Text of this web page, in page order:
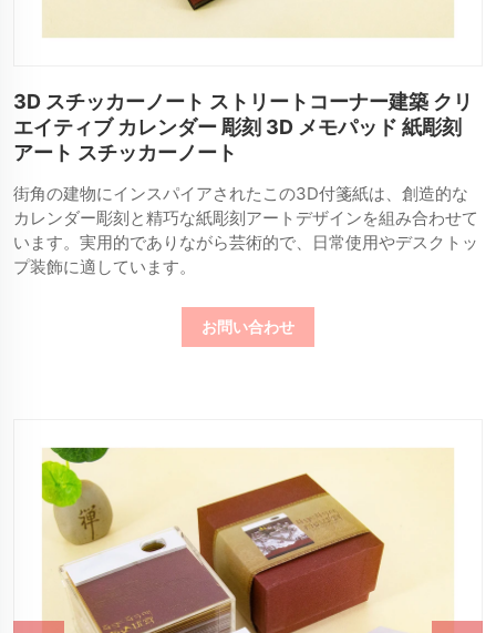
3D スチッカーノート ストリートコーナー建築 クリ
エイティブ カレンダー 彫刻 3D メモパッド 紙彫刻
アート スチッカーノート
街角の建物にインスパイアされたこの3D付箋紙は、創造的な
カレンダー彫刻と精巧な紙彫刻アートデザインを組み合わせて
います。実用的でありながら芸術的で、日常使用やデスクトッ
プ装飾に適しています。
お問い合わせ